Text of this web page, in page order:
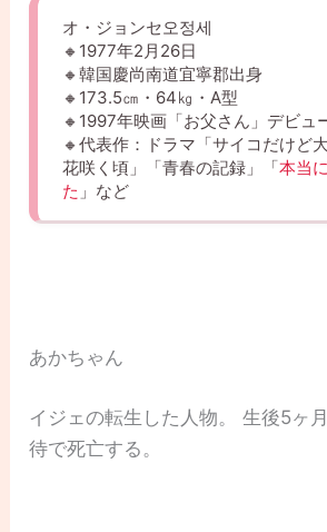
オ・ジョンセ오정세
🔸1977年2月26日
🔸韓国慶尚南道宜寧郡出身
🔸173.5㎝・64㎏・A型
🔸1997年映画「お父さん」デビュ
🔸代表作：ドラマ「サイコだけど
花咲く頃」「青春の記録」「本当
た 」など
あかちゃん
イジェの転生した人物。 生後5ヶ
待で死亡する。